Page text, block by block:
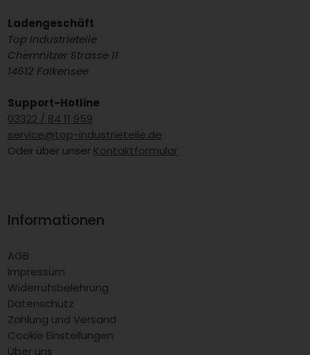
Ladengeschäft
Top Industrieteile
Chemnitzer Strasse 11
14612 Falkensee
Support-Hotline
03322 / 84 11 959
service@top-industrieteile.de
Oder über unser Kontaktformular
Informationen
AGB
Impressum
Widerrufsbelehrung
Datenschutz
Zahlung und Versand
Cookie Einstellungen
Über uns